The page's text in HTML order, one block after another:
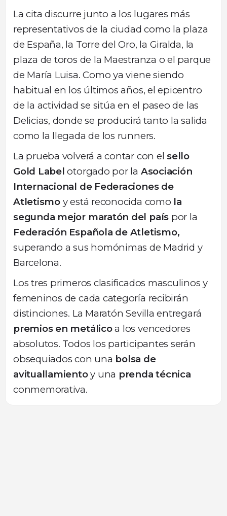
La cita discurre junto a los lugares más
representativos de la ciudad como la plaza
de España, la Torre del Oro, la Giralda, la
plaza de toros de la Maestranza o el parque
de María Luisa. Como ya viene siendo
habitual en los últimos años, el epicentro
de la actividad se sitúa en el paseo de las
Delicias, donde se producirá tanto la salida
como la llegada de los runners.
La prueba volverá a contar con elsello
Gold Label otorgado por la Asociación
Internacional de Federaciones de
Atletismoy está reconocida como la
segunda mejor maratón del país por la
Federación Española de Atletismo,
superando a sus homónimas de Madrid y
Barcelona.
Los tres primeros clasificados masculinos y
femeninos de cada categoría recibirán
distinciones. La Maratón Sevilla entregará
premios en metálicoa los vencedores
absolutos. Todos los participantes serán
obsequiados con una bolsa de
avituallamientoy una prenda técnica
conmemorativa.